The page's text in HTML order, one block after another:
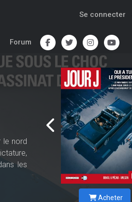
Se connecter
Forum
le nord
les
Acheter